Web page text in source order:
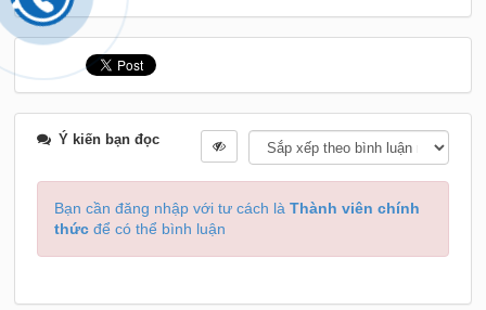
Ý kiến bạn đọc
Bạn cần đăng nhập với tư cách là Thành viên chính
thức để có thể bình luận